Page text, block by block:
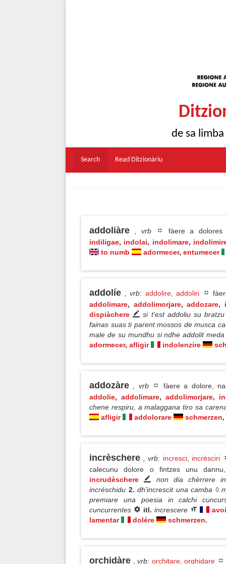
de sa
Search Read Ditzionàriu
addoliàre , vrb
fàere a
indiligae, indolai, indolimare,
to numb
adormecer, entumecer
addolíe , vrb: addolire,addoliri
addolimare, addolimorjare, addozare,
dispiàchere
si t'est addoliu su
fainas suas ti parent mossos de musca
male de su mundhu si ndhe addolit
adormecer, afligir indolenzire
addozàre , vrb
fàere a dolore,
addolie, addolimare, addolimorjare,
chene respiru, a malaggana tiro sa
afligir
addolorare schmerzen,
incrèschere , vrb: incresci, incrèsciri
calecunu dolore o fintzes unu
incrudèschere
non dia chèrrere
incréschidu 2.dh'increscit una camba ◊
premiare una poesia in calchi
cuncurrentes
itl.increscere
lamentar
dolére schmerzen.
orchidàre , vrb: orchitare,orghidare